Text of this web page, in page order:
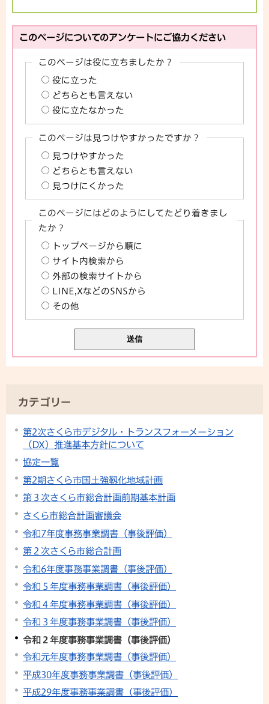
このページについてのアンケートにご協力ください
このページは役に立ちましたか？
役に立った
どちらとも言えない
役に立たなかった
このページは見つけやすかったですか？
見つけやすかった
どちらとも言えない
見つけにくかった
このページにはどのようにしてたどり着きまし
たか？
トップページから順に
サイト内検索から
外部の検索サイトから
LINE,XなどのSNSから
その他
カテゴリー
第2次さくら市デジタル・トランスフォーメーション
（DX）推進基本方針について
協定一覧
第2期さくら市国土強靱化地域計画
第３次さくら市総合計画前期基本計画
さくら市総合計画審議会
令和7年度事務事業調書（事後評価）
第２次さくら市総合計画
令和6年度事務事業調書（事後評価）
令和５年度事務事業調書（事後評価）
令和４年度事務事業調書（事後評価）
令和３年度事務事業調書（事後評価）
令和２年度事務事業調書（事後評価）
令和元年度事務事業調書（事後評価）
平成30年度事務事業調書（事後評価）
平成29年度事務事業調書（事後評価）